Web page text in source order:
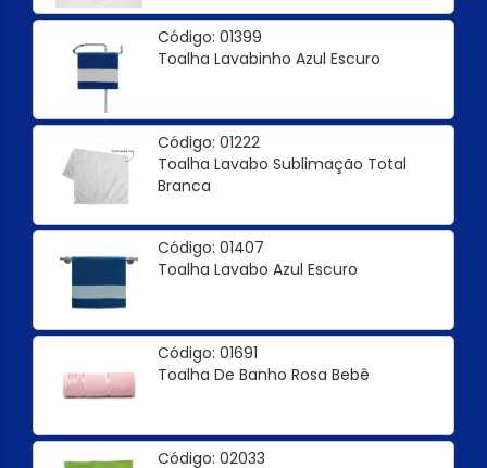
Código: 01399
Toalha Lavabinho Azul Escuro
Código: 01222
Toalha Lavabo Sublimação Total
Branca
Código: 01407
Toalha Lavabo Azul Escuro
Código: 01691
Toalha De Banho Rosa Bebê
Código: 02033